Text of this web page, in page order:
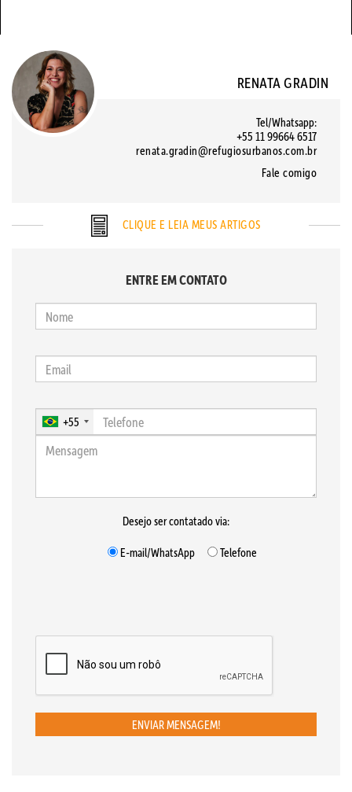
RENATA GRADIN
Tel/Whatsapp:
+55 11 99664 6517
renata.gradin@refugiosurbanos.com.br
Fale comigo
CLIQUE E LEIA MEUS ARTIGOS
ENTRE EM CONTATO
+55
Desejo ser contatado via:
E-mail/WhatsApp
Telefone
ENVIAR MENSAGEM!